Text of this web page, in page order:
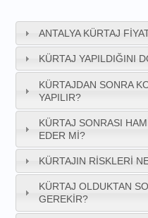
ANTALYA KÜRTAJ
KÜRTAJ YAPILDIĞINI
KÜRTAJDAN SONRA
YAPILIR?
KÜRTAJ SONRASI
EDER MI?
KÜRTAJIN RISKLERI
KÜRTAJ OLDUKTAN
GEREKIR?